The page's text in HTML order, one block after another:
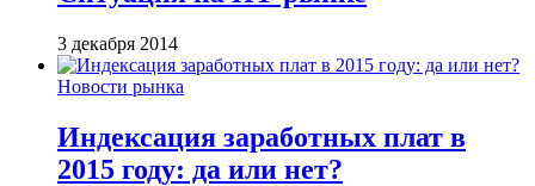
3 декабря 2014
Новости рынка
Индексация заработных плат в
2015 году: да или нет?